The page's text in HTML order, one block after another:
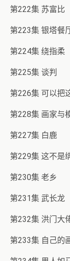
第222集 苏富比
第223集 银塔餐
第224集 绕指柔
第225集 谈判
第226集 可以把
第228集 画家与
第227集 白鹿
第229集 这不是
第230集 老乡
第231集 武长龙
第232集 洪门大
第233集 自己的